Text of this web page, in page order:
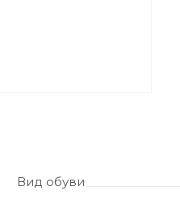
Вид обуви